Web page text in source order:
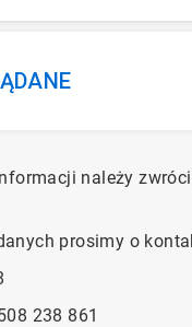
należy
prosimy o
238 861